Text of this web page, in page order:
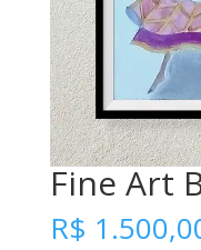
Fine Art
R$